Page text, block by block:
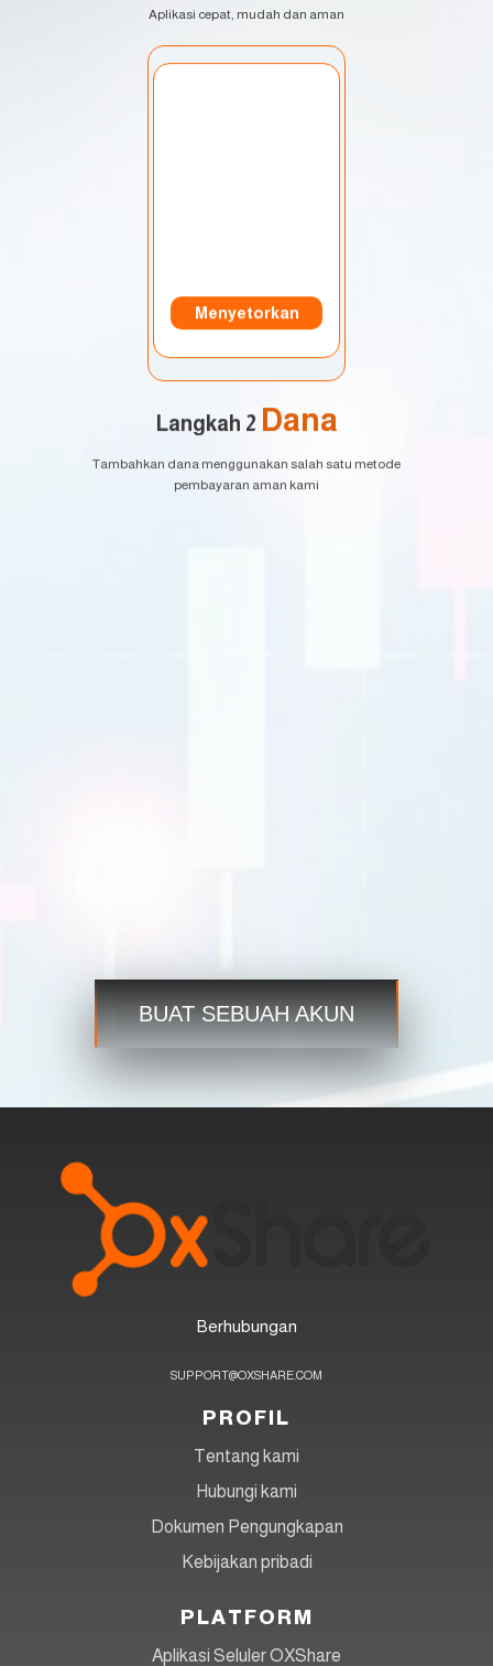
Aplikasi cepat, mudah dan aman
Menyetorkan
Langkah 2 Dana
Tambahkan dana menggunakan salah satu metode
pembayaran aman kami
Langkah 3Berdagang
BUAT SEBUAH AKUN
Berhubungan
SUPPORT@OXSHARE.COM
PROFIL
Tentang kami
Hubungi kami
Dokumen Pengungkapan
Kebijakan pribadi
PLATFORM
Aplikasi Seluler OXShare